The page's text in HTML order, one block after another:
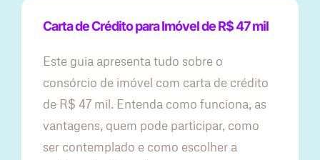
Carta de Crédito para Imóvel de R$ 47 mil
Este guia apresenta tudo sobre o
consórcio de imóvel com carta de crédito
de R$ 47 mil. Entenda como funciona, as
vantagens, quem pode participar, como
ser contemplado e como escolher a